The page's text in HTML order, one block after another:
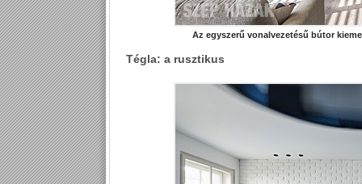
Az egyszerű vonalvezetésű bútor
Tégla: a rusztikus